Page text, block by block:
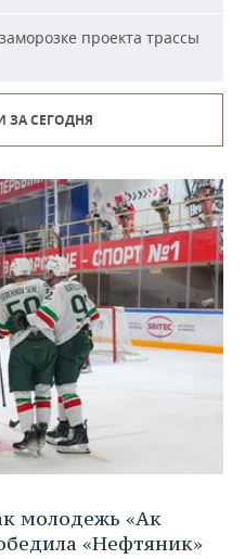
проекта трассы
ЗА СЕГОДНЯ
молодежь «Ак
«Нефтяник»